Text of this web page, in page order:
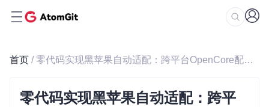
首页 / 零代码实现黑苹果自动适配：跨平台OpenCore配置工具全指南
零代码实现黑苹果自动适配：跨平